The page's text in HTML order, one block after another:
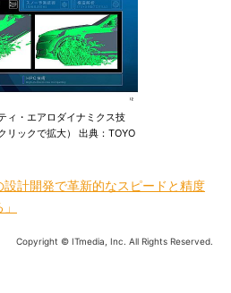
ィ・エアロダイナミクス技
リックで拡大） 出典：TOYO
設計開発で革新的なスピードと精度
Copyright © ITmedia, Inc. All Rights Reserved.